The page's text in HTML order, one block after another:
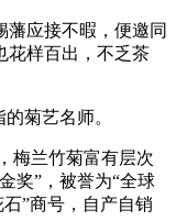
应接不暇，便邀同
花样百出，不乏茶
菊艺名师。
，梅兰竹菊富有层次
奖”，被誉为“全球
”商号，自产自销